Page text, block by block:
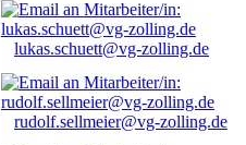
lukas.schuett@vg-zolling.de
rudolf.sellmeier@vg-zolling.de